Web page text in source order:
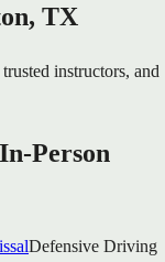
, TX
instructors, and
Person
Defensive Driving